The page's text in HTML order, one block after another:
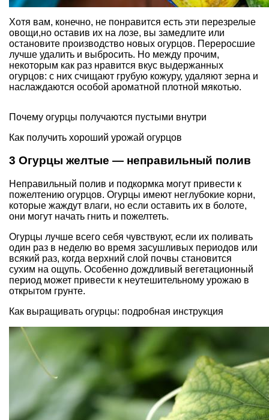
Хотя вам, конечно, не понравится есть эти перезрелые
овощи,но оставив их на лозе, вы замедлите или
остановите производство новых огурцов. Переросшие
лучше удалить и выбросить. Но между прочим,
некоторым как раз нравится вкус выдержанных
огурцов: с них счищают грубую кожуру, удаляют зерна и
наслаждаются особой ароматной плотной мякотью.
Почему огурцы получаются пустыми внутри
Как получить хороший урожай огурцов
3 Огурцы желтые — неправильный полив
Неправильный полив и подкормка могут привести к
пожелтению огурцов. Огурцы имеют неглубокие корни,
которые жаждут влаги, но если оставить их в болоте,
они могут начать гнить и пожелтеть.
Огурцы лучше всего себя чувствуют, если их поливать
один раз в неделю во время засушливых периодов или
всякий раз, когда верхний слой почвы становится
сухим на ощупь. Особенно дождливый вегетационный
период может привести к неутешительному урожаю в
открытом грунте.
Как выращивать огурцы: подробная инструкция